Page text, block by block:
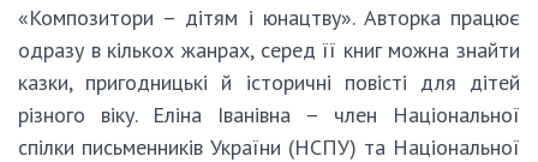
«Композитори – дітям і юнацтву». Авторка працює
одразу в кількох жанрах, серед її книг можна знайти
казки, пригодницькі й історичні повісті для дітей
різного віку. Еліна Іванівна – член Національної
спілки письменників України (НСПУ) та Національної